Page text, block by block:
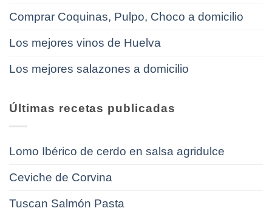
Comprar Coquinas, Pulpo, Choco a domicilio
Los mejores vinos de Huelva
Los mejores salazones a domicilio
Últimas recetas publicadas
Lomo Ibérico de cerdo en salsa agridulce
Ceviche de Corvina
Tuscan Salmón Pasta